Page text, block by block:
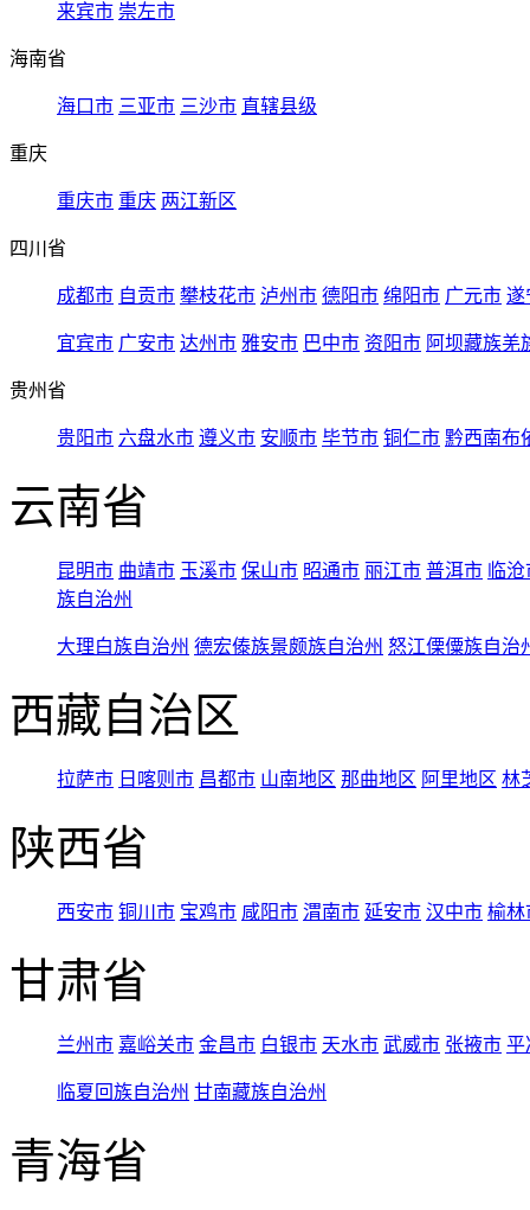
来宾市 崇左市
海南省
海口市 三亚市 三沙市 直辖县级
重庆
重庆市 重庆 两江新区
四川省
成都市 自贡市 攀枝花市 泸州市 德阳市 绵阳市 广元市 遂
宜宾市 广安市 达州市 雅安市 巴中市 资阳市 阿坝藏族羌
贵州省
贵阳市 六盘水市 遵义市 安顺市 毕节市 铜仁市 黔西南布
云南省
昆明市 曲靖市 玉溪市 保山市 昭通市 丽江市 普洱市 临
族自治州
大理白族自治州 德宏傣族景颇族自治州 怒江傈僳族自治
西藏自治区
拉萨市 日喀则市 昌都市 山南地区 那曲地区 阿里地区 林
陕西省
西安市 铜川市 宝鸡市 咸阳市 渭南市 延安市 汉中市 榆林
甘肃省
兰州市 嘉峪关市 金昌市 白银市 天水市 武威市 张掖市 平
临夏回族自治州 甘南藏族自治州
青海省